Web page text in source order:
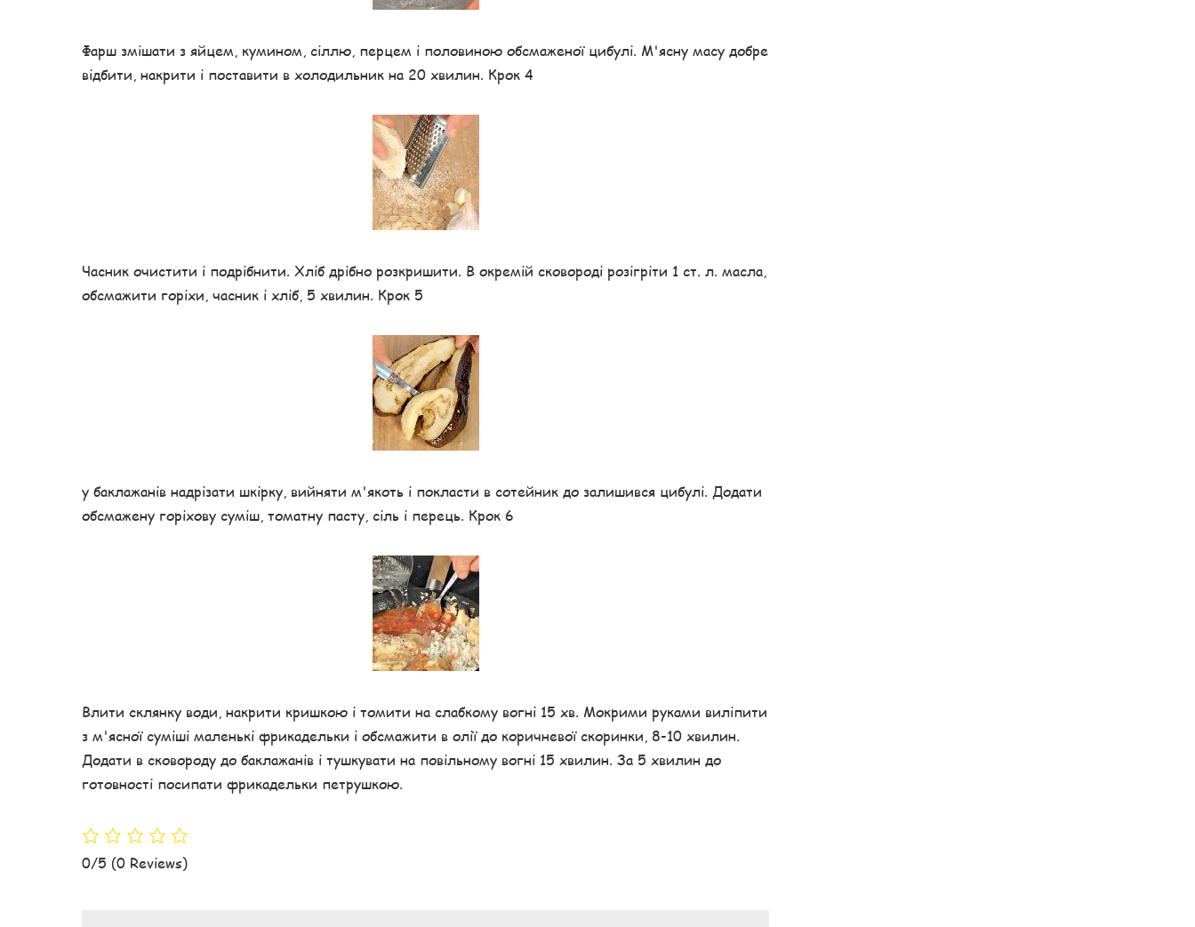
Фарш змішати з яйцем, кумином, сіллю, перцем і половиною обсмаженої цибулі. М'ясну масу добре
відбити, накрити і поставити в холодильник на 20 хвилин. Крок 4
Часник очистити і подрібнити. Хліб дрібно розкришити. В окремій сковороді розігріти 1 ст. л. масла,
обсмажити горіхи, часник і хліб, 5 хвилин. Крок 5
у баклажанів надрізати шкірку, вийняти м'якоть і покласти в сотейник до залишився цибулі. Додати
обсмажену горіхову суміш, томатну пасту, сіль і перець. Крок 6
Влити склянку води, накрити кришкою і томити на слабкому вогні 15 хв. Мокрими руками виліпити
з м'ясної суміші маленькі фрикадельки і обсмажити в олії до коричневої скоринки, 8-10 хвилин.
Додати в сковороду до баклажанів і тушкувати на повільному вогні 15 хвилин. За 5 хвилин до
готовності посипати фрикадельки петрушкою.
0/5 (0 Reviews)